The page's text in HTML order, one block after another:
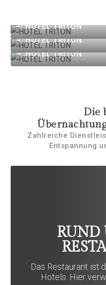
HOTEL TRITON
HOTEL TRITON
HOTEL TRITON
Die
Zahlreiche
Entspannung
RUND
Das Restaurant ist
Hotels. Hier